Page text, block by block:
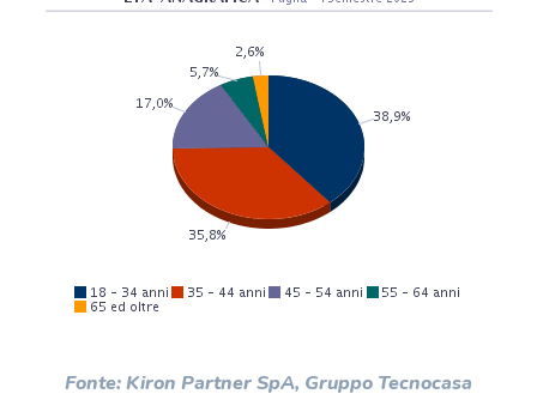
Fonte: Kiron Partner SpA, Gruppo Tecnocasa